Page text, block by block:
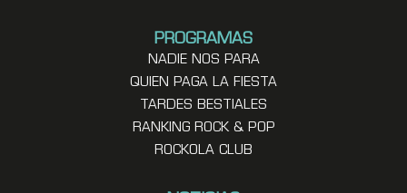
PROGRAMAS
NADIE NOS PARA
QUIEN PAGA LA FIESTA
TARDES BESTIALES
RANKING ROCK & POP
ROCKOLA CLUB